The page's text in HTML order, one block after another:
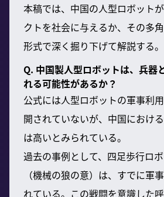
本稿では、中国の人型ロボット
クトを社会に与えるか、その多
形式で深く掘り下げて解説する。
Q. 中国製人型ロボットは、兵器
れる可能性があるか？
公式には人型ロボットの軍事利
開されていないが、中国におけ
は高いとみられている。
過去の事例として、四足歩行ロボ
（機械の狼の意）は、すでに軍
れている。この戦闘を意識した